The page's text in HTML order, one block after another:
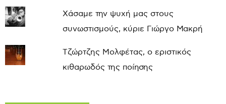
Χάσαμε την ψυχή μας στους
συνωστισμούς, κύριε Γιώργο Μακρή
Τζώρτζης Μολφέτας, ο εριστικός
κιθαρωδός της ποίησης